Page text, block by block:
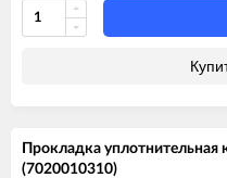
Прокладка уплотнительная
(7020010310)